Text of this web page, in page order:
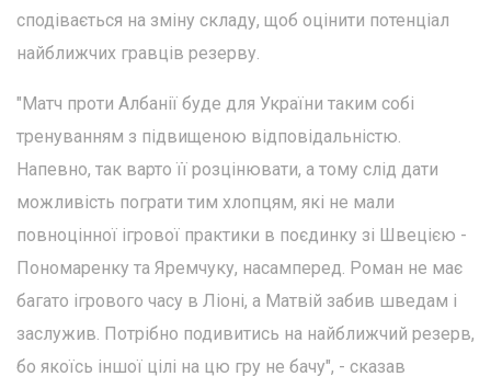
сподівається на зміну складу, щоб оцінити потенціал
найближчих гравців резерву.
"Матч проти Албанії буде для України таким собі
тренуванням з підвищеною відповідальністю.
Напевно, так варто її розцінювати, а тому слід дати
можливість пограти тим хлопцям, які не мали
повноцінної ігрової практики в поєдинку зі Швецією -
Пономаренку та Яремчуку, насамперед. Роман не має
багато ігрового часу в Ліоні, а Матвій забив шведам і
заслужив. Потрібно подивитись на найближчий резерв,
бо якоїсь іншої цілі на цю гру не бачу", - сказав